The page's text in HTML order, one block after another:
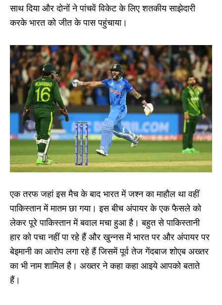
साथ दिया और दोनों ने पांचवें विकेट के लिए शतकीय साझेदारी
करके भारत को जीत के पास पहुंचाया।
एक तरफ जहां इस मैच के बाद भारत में जश्न का माहौल था वहीं
पाकिस्तान में मातम छा गया। इस बीच अंपायर के एक फैसले को
लेकर पूरे पाकिस्तान में बवाल मचा हुआ है। बहुत से पाकिस्तानी
हार को पचा नहीं पा रहे हैं और खुन्नस में भारत पर और अंपायर पर
बेइमानी का आरोप लगा रहे हैं जिसमें पूर्व तेज गेंदबाज शोएब अख्तर
का भी नाम शामिल है। अख्तर ने कहा कहा आइये आपको बताते
हैं।